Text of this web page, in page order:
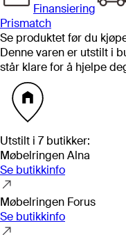
Finansiering
Prismatch
Se produktet før du
Denne varen er utstilt i
står klare for å hjelpe
Utstilt i 7butikker:
Møbelringen Alna
Se butikkinfo
Møbelringen Forus
Se butikkinfo